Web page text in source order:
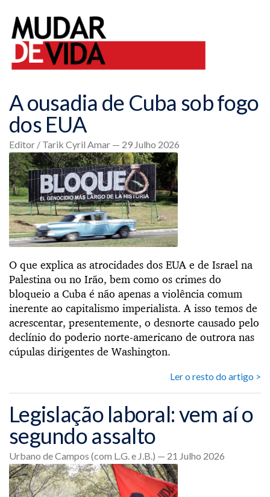
A ousadia de Cuba sob fogo
dos EUA
Editor / Tarik Cyril Amar — 29 Julho 2026
O que explica as atrocidades dos EUA e de Israel na
Palestina ou no Irão, bem como os crimes do
bloqueio a Cuba é não apenas a violência comum
inerente ao capitalismo imperialista. A isso temos de
acrescentar, presentemente, o desnorte causado pelo
declínio do poderio norte-americano de outrora nas
cúpulas dirigentes de Washington.
Ler o resto do artigo >
Legislação laboral: vem aí o
segundo assalto
Urbano de Campos (com L.G. e J.B.) — 21 Julho 2026